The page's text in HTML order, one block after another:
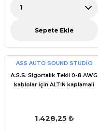
Sepete Ekle
ASS AUTO SOUND STUDİO
A.S.S. Sigortalik Tekli 0-8 AWG
kablolar için ALTIN kaplamali
1.428,25 ₺